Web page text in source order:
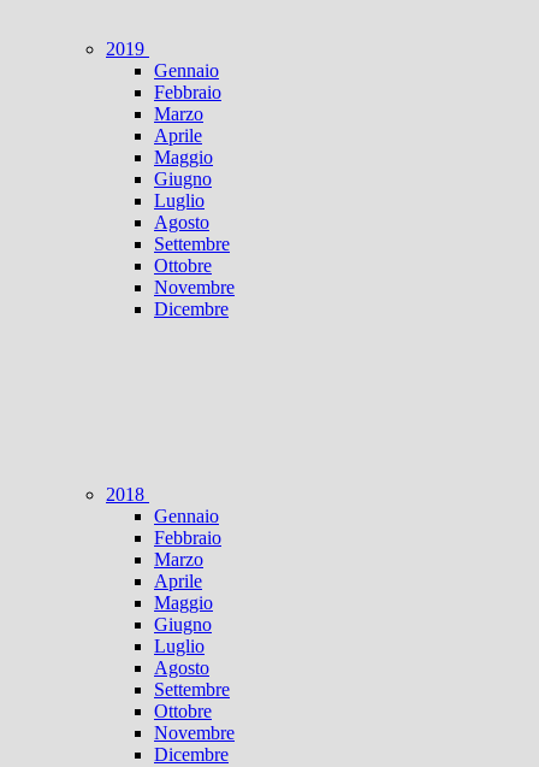
2019
Gennaio
Febbraio
Marzo
Aprile
Maggio
Giugno
Luglio
Agosto
Settembre
Ottobre
Novembre
Dicembre
2018
Gennaio
Febbraio
Marzo
Aprile
Maggio
Giugno
Luglio
Agosto
Settembre
Ottobre
Novembre
Dicembre